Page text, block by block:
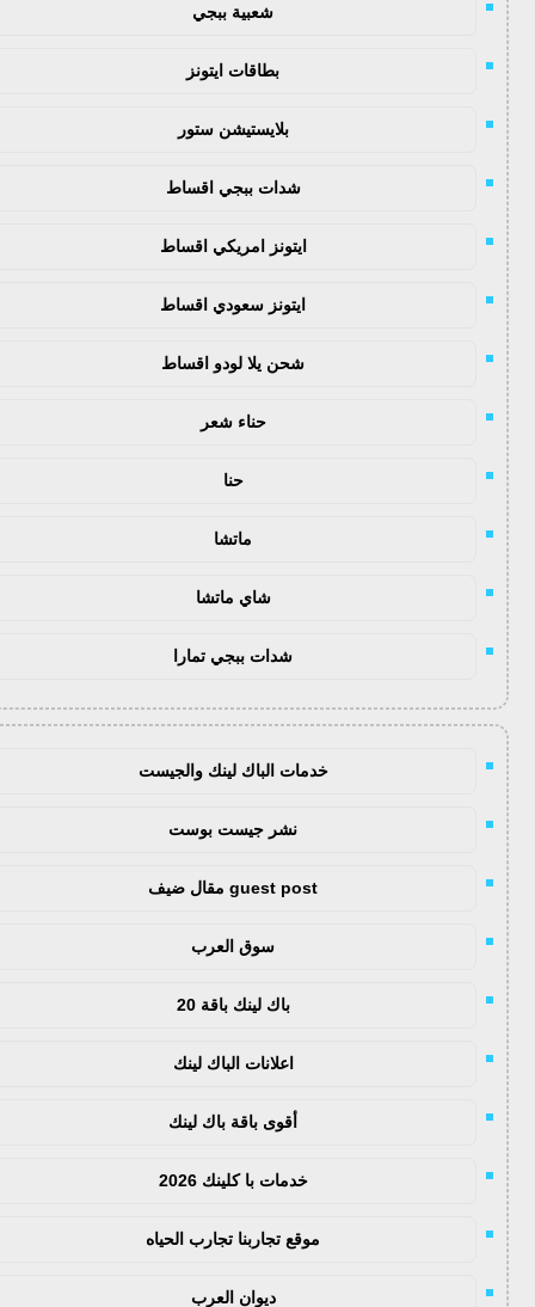
شعبية ببجي
بطاقات ايتونز
بلايستيشن ستور
شدات ببجي اقساط
ايتونز امريكي اقساط
ايتونز سعودي اقساط
شحن يلا لودو اقساط
حناء شعر
حنا
ماتشا
شاي ماتشا
شدات ببجي تمارا
خدمات الباك لينك والجيست
نشر جيست بوست
guest post مقال ضيف
سوق العرب
باك لينك باقة 20
اعلانات الباك لينك
أقوى باقة باك لينك
خدمات با كلينك 2026
موقع تجاربنا تجارب الحياه
ديوان العرب